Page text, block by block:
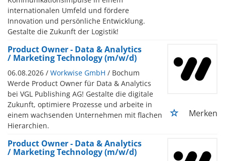
internationalen Umfeld und fördere
Innovation und persönliche Entwicklung.
Gestalte die Zukunft der Logistik!
Product Owner - Data & Analytics
/ Marketing Technology (m/w/d)
06.08.2026 / Workwise GmbH / Bochum
Werde Product Owner für Data & Analytics
bei VGL Publishing AG! Gestalte die digitale
Zukunft, optimiere Prozesse und arbeite in
einem wachsenden Unternehmen mit flachen
Hierarchien.
Merken
Product Owner - Data & Analytics
/ Marketing Technology (m/w/d)